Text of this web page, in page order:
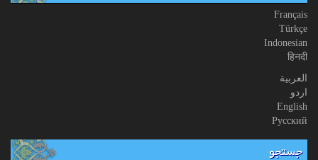
Français
Türkçe
Indonesian
हिनदी
العربیة
اردو
English
Русский
جستجو